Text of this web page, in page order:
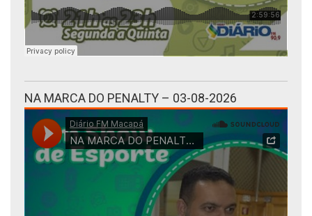
NA MARCA DO PENALTY – 03-08-2026